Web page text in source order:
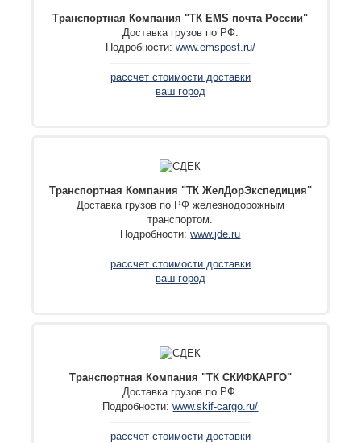
Транспортная Компания "ТК EMS почта России"
Доставка грузов по РФ.
Подробности: www.emspost.ru/
рассчет стоимости доставки
ваш город
Транспортная Компания "ТК ЖелДорЭкспедиция"
Доставка грузов по РФ железнодорожным
транспортом.
Подробности:www.jde.ru
рассчет стоимости доставки
ваш город
Транспортная Компания "ТК СКИФКАРГО"
Доставка грузов по РФ.
Подробности:www.skif-cargo.ru/
рассчет стоимости доставки